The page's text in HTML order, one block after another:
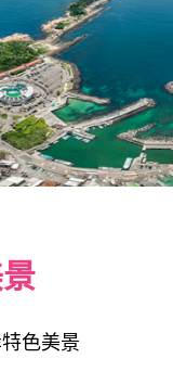
色美景